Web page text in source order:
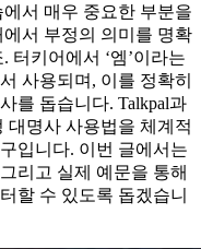
서 매우 중요한 부분을
서 부정의 의미를 명확
터키어에서 ‘엠’이라는
사용되며, 이를 정확히
를 돕습니다. Talkpal과
대명사 사용법을 체계적
입니다. 이번 글에서는
리고 실제 예문을 통해
할 수 있도록 돕겠습니